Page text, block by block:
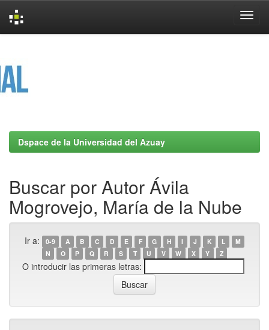
Dspace de la Universidad del Azuay
Buscar por Autor Ávila
Mogrovejo, María de la Nube
Ir a: 0-9 A B C D E F G H I J K L
M
N
O P Q R S T U V W X Y Z
O introducir las primeras letras: